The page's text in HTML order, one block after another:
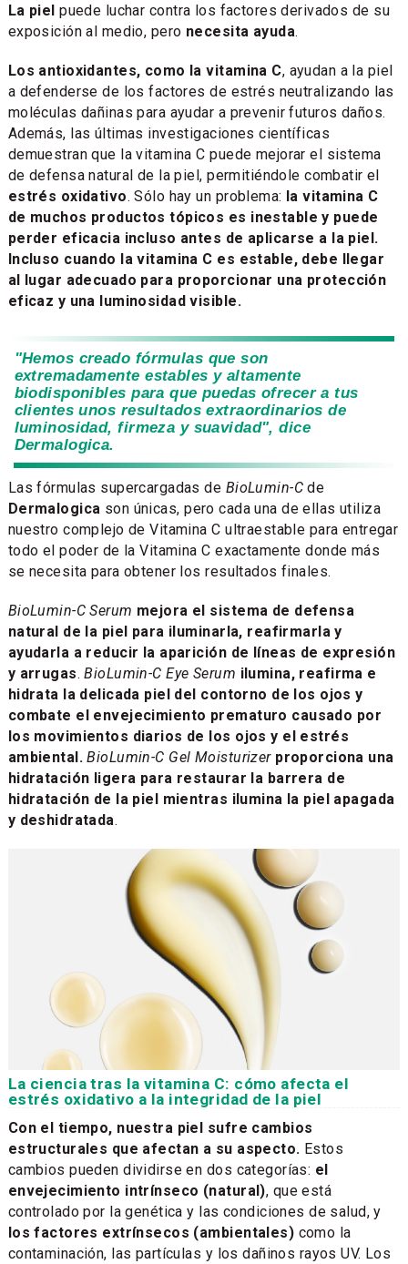
La piel puede luchar contra los factores derivados de su
exposición al medio, pero necesita ayuda.
Los antioxidantes, como la vitamina C, ayudan a la piel
a defenderse de los factores de estrés neutralizando las
moléculas dañinas para ayudar a prevenir futuros daños.
Además, las últimas investigaciones científicas
demuestran que la vitamina C puede mejorar el sistema
de defensa natural de la piel, permitiéndole combatir el
estrés oxidativo. Sólo hay un problema: la vitamina C
de muchos productos tópicos es inestable y puede
perder eficacia incluso antes de aplicarse a la piel.
Incluso cuando la vitamina C es estable, debe llegar
al lugar adecuado para proporcionar una protección
eficaz y una luminosidad visible.
"Hemos creado fórmulas que son
extremadamente estables y altamente
biodisponibles para que puedas ofrecer a tus
clientes unos resultados extraordinarios de
luminosidad, firmeza y suavidad", dice
Dermalogica.
Las fórmulas supercargadas de BioLumin-C de
Dermalogica son únicas, pero cada una de ellas utiliza
nuestro complejo de Vitamina C ultraestable para entregar
todo el poder de la Vitamina C exactamente donde más
se necesita para obtener los resultados finales.
BioLumin-C Serum mejora el sistema de defensa
natural de la piel para iluminarla, reafirmarla y
ayudarla a reducir la aparición de líneas de expresión
y arrugas.BioLumin-C Eye Serum ilumina, reafirma e
hidrata la delicada piel del contorno de los ojos y
combate el envejecimiento prematuro causado por
los movimientos diarios de los ojos y el estrés
ambiental. BioLumin-C Gel Moisturizer proporciona una
hidratación ligera para restaurar la barrera de
hidratación de la piel mientras ilumina la piel apagada
y deshidratada.
La ciencia tras la vitamina C: cómo afecta el
estrés oxidativo a la integridad de la piel
Con el tiempo, nuestra piel sufre cambios
estructurales que afectan a su aspecto. Estos
cambios pueden dividirse en dos categorías: el
envejecimiento intrínseco (natural), que está
controlado por la genética y las condiciones de salud, y
los factores extrínsecos (ambientales) como la
contaminación, las partículas y los dañinos rayos UV. Los